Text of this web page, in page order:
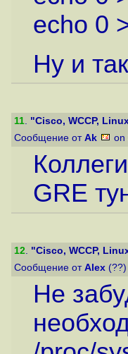
echo 0
Ну и
11. "Cisco, WCCP,
Сообщение от Ak on
GRE
12. "Cisco, WCCP,
Сообщение от Alex
Не